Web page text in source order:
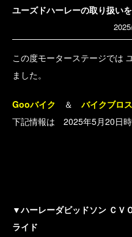
ユーズドハーレーの取り扱い
この度モーターステージでは
ました。
Gooバイク ＆ バイクブロス
下記情報は 2025年5月20日
▼ハーレーダビッドソン Ｃ
ライド